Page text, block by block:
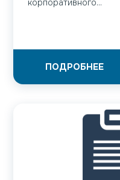
корпоративного...
ПОДРОБНЕЕ